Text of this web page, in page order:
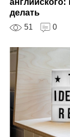
делать
51 0